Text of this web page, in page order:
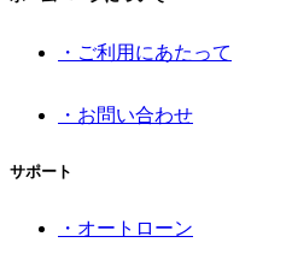
・ご利用にあたって
・お問い合わせ
サポート
・オートローン